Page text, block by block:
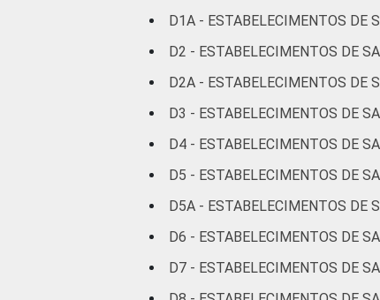
Fonte: CGI.br/NIC.br, Centro
D1A - ESTABELECIMENTOS DE
D2 - ESTABELECIMENTOS DE
D2A - ESTABELECIMENTOS DE
D3 - ESTABELECIMENTOS DE
D4 - ESTABELECIMENTOS DE
D5 - ESTABELECIMENTOS DE
D5A - ESTABELECIMENTOS DE
D6 - ESTABELECIMENTOS DE
D7 - ESTABELECIMENTOS DE